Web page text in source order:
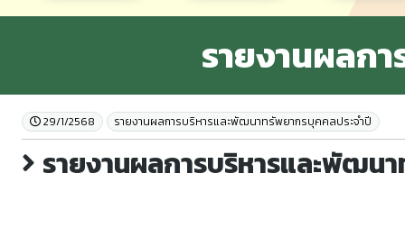
รายงานผลก
29/1/2568 รายงานผลการบริหารและพัฒนาทรัพยากรบุคคลประจําปี
รายงานผลการบริหารและพัฒน